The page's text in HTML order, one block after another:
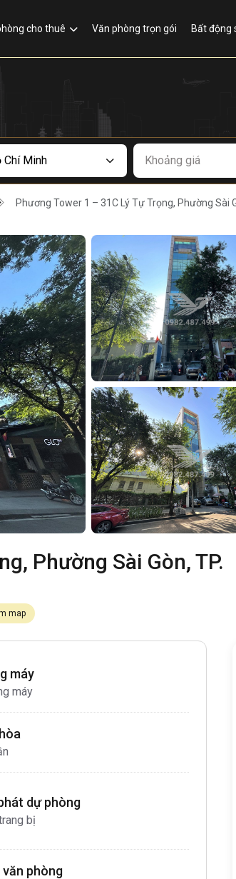
cho thuê Văn phòng trọn gói Bất động
Khoảng giá
Phương Tower 1 – 31C Lý Tự Trọng, Phường Sài
Phường Sài Gòn, TP.
map
máy
máy
dự phòng
bị
văn phòng